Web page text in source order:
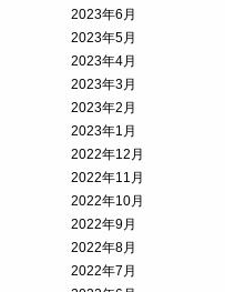
2023年6月
2023年5月
2023年4月
2023年3月
2023年2月
2023年1月
2022年12月
2022年11月
2022年10月
2022年9月
2022年8月
2022年7月